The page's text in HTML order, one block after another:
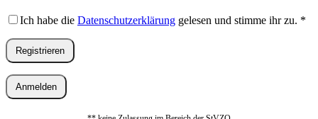
Ich habe die Datenschutzerklärung gelesen und stimme ihr zu. *
Registrieren
Anmelden